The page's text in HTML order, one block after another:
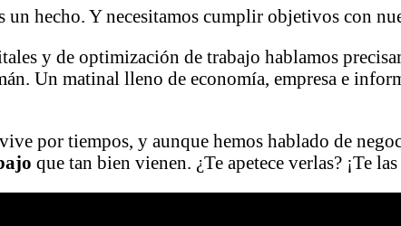
un hecho. Y necesitamos cumplir objetivos con
y de optimización de trabajo hablamos
Un matinal lleno de economía, empresa e
por tiempos, y aunque hemos hablado de
que tan bien vienen. ¿Te apetece verlas? ¡Te